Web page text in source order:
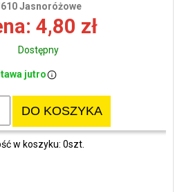
Jasnoróżowe
4,80 zł
Dostępny
jutro
DO KOSZYKA
w koszyku: 0szt.